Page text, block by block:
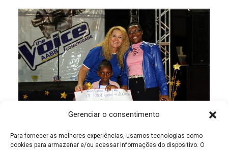
Gerenciar o consentimento
Para fornecer as melhores experiências, usamos tecnologias como
cookies para armazenar e/ou acessar informações do dispositivo. O